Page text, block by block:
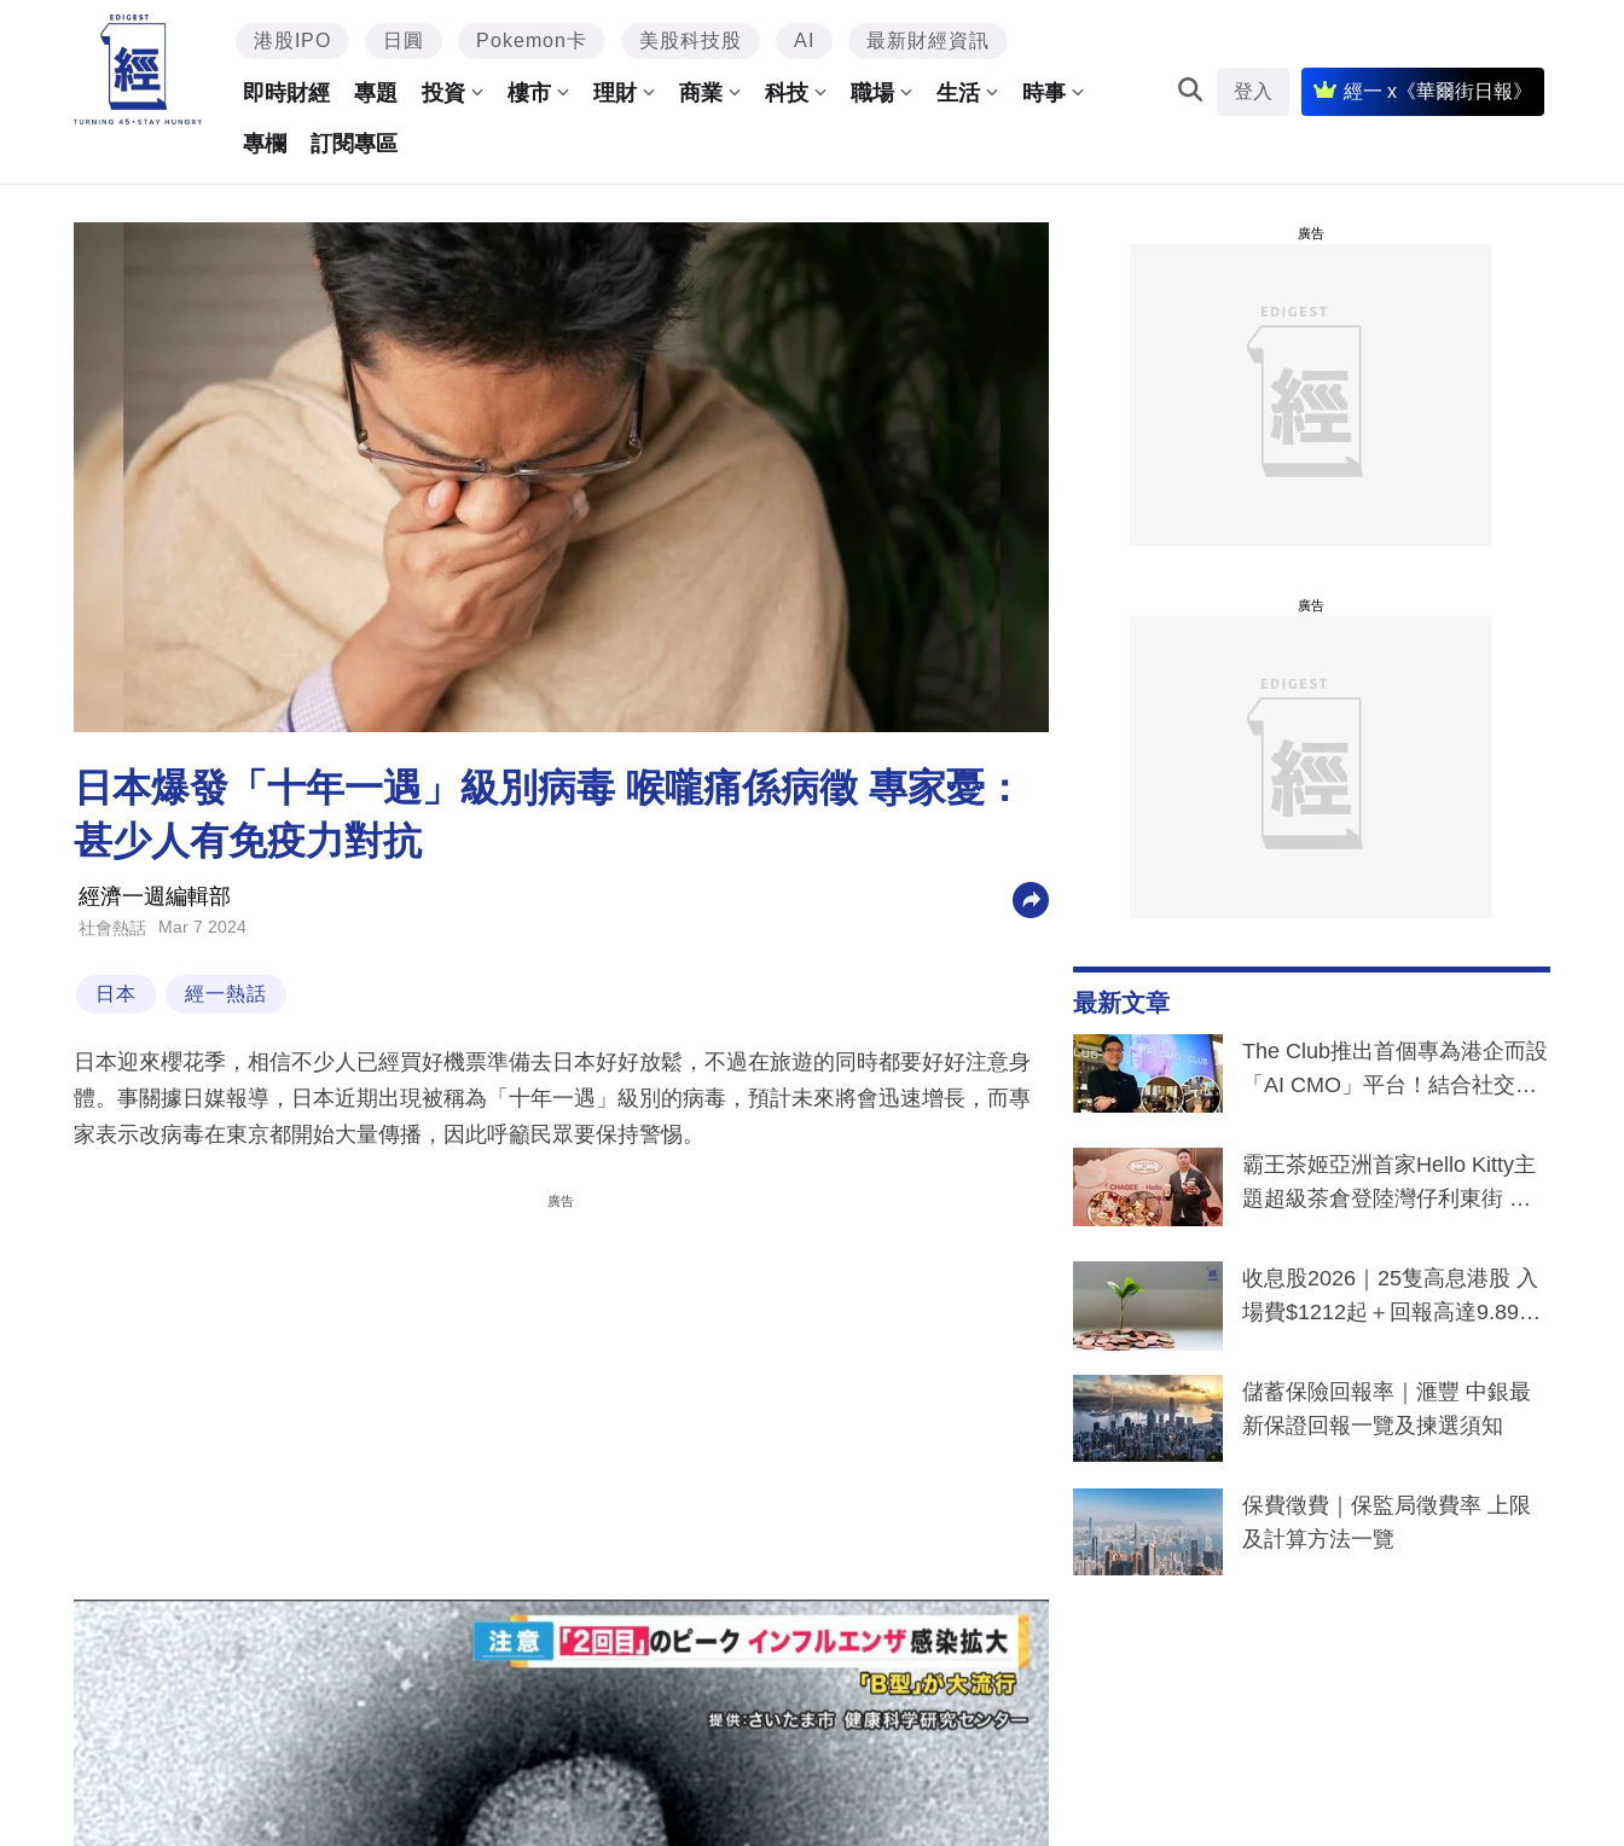
港股IPO 日圓 Pokemon卡 美股科技股 AI 最新財經資訊
即時財經 專題 投資 樓市 理財 商業 科技 職場 生活 時事
專欄 訂閱專區
登入 經一 x《華爾街日報》
日本爆發「十年一遇」級別病毒 喉嚨痛係病徵 專家憂：
甚少人有免疫力對抗
經濟一週編輯部
社會熱話 Mar 7 2024
日本 經一熱話
日本迎來櫻花季，相信不少人已經買好機票準備去日本好好放鬆，不過在旅遊的同時都要好好注意身
體。事關據日媒報導，日本近期出現被稱為「十年一遇」級別的病毒，預計未來將會迅速增長，而專
家表示改病毒在東京都開始大量傳播，因此呼籲民眾要保持警惕。
廣告
廣告
廣告
最新文章
The Club推出首個專為港企而設
「AI CMO」平台！結合社交聆
分鐘生成「貼地」宣傳短片
霸王茶姬亞洲首家Hello Kitty主
題超級茶倉登陸灣仔利東街 推
y及香港限定特調系列
收息股2026｜25隻高息港股 入
場費$1212起＋回報高達9.89
儲蓄保險回報率｜滙豐 中銀最
新保證回報一覽及揀選須知
保費徵費｜保監局徵費率 上限
及計算方法一覽